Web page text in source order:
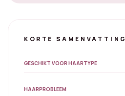
KORTE SAMENVATTING
GESCHIKT VOOR HAARTYPE
HAARPROBLEEM